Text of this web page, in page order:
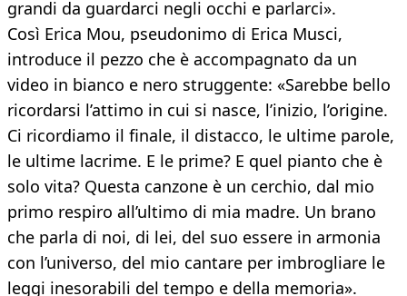
grandi da guardarci negli occhi e parlarci».
Così Erica Mou, pseudonimo di Erica Musci,
introduce il pezzo che è accompagnato da un
video in bianco e nero struggente: «Sarebbe bello
ricordarsi l’attimo in cui si nasce, l’inizio, l’origine.
Ci ricordiamo il finale, il distacco, le ultime parole,
le ultime lacrime. E le prime? E quel pianto che è
solo vita? Questa canzone è un cerchio, dal mio
primo respiro all’ultimo di mia madre. Un brano
che parla di noi, di lei, del suo essere in armonia
con l’universo, del mio cantare per imbrogliare le
leggi inesorabili del tempo e della memoria».